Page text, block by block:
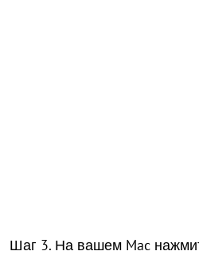
Шаг 3. На вашем Mac